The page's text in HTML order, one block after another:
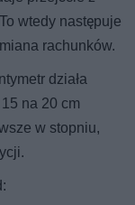
wtedy następuje
rachunków.
działa
na 20 cm
w stopniu,